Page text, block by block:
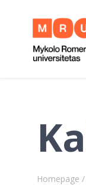
Homepage /